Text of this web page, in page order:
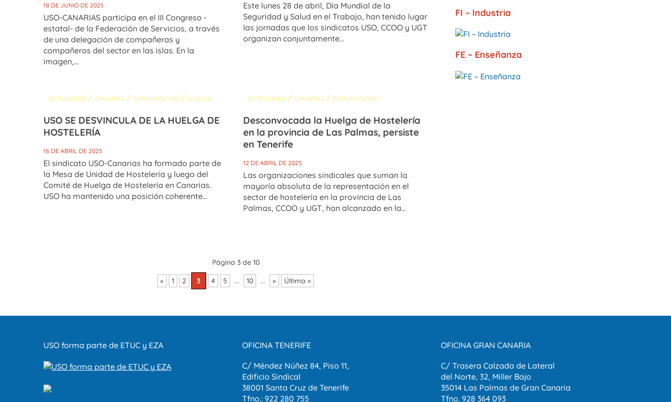
18 DE JUNIO DE 2025
USO-CANARIAS participa en el III Congreso -
estatal- de la Federación de Servicios, a través
de una delegación de compañeras y
compañeros del sector en las islas. En la
imagen,...
Este lunes 28 de abril, Día Mundial de la
Seguridad y Salud en el Trabajo, han tenido lugar
las jornadas que los sindicatos USO, CCOO y UGT
organizan conjuntamente...
ACTUALIDAD / CANARIAS / COMUNICACIÓN / HUELGA
USO SE DESVINCULA DE LA HUELGA DE
HOSTELERÍA
16 DE ABRIL DE 2025
El sindicato USO-Canarias ha formado parte de
la Mesa de Unidad de Hostelería y luego del
Comité de Huelga de Hostelería en Canarias.
USO ha mantenido una posición coherente...
ACTUALIDAD / CANARIAS / COMUNICACIÓN
Desconvocada la Huelga de Hostelería
en la provincia de Las Palmas, persiste
en Tenerife
12 DE ABRIL DE 2025
Las organizaciones sindicales que suman la
mayoría absoluta de la representación en el
sector de hostelería en la provincia de Las
Palmas, CCOO y UGT, han alcanzado en la...
Página 3 de 10
« 1 2 3 4 5 ... 10 ... » Última »
FI – Industria
FE – Enseñanza
USO forma parte de ETUC y EZA OFICINA TENERIFE
C/ Méndez Núñez 84, Piso 11,
Edificio Sindical
38001 Santa Cruz de Tenerife
Tfno.: 922 280 755
OFICINA GRAN CANARIA
C/ Trasera Calzada de Lateral
del Norte, 32, Miller Bajo
35014 Las Palmas de Gran Canaria
Tfno. 928 364 093